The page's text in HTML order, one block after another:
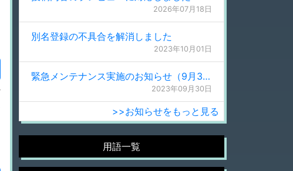
2026年07月18日
別名登録の不具合を解消しました
2023年10月01日
緊急メンテナンス実施のお知らせ（9月30日 0:15更新）
2023年09月30日
>>お知らせをもっと見る
用語一覧